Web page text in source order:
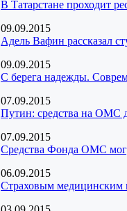
В Татарстане проходит
09.09.2015
Адель Вафин рассказал
09.09.2015
С берега надежды.
07.09.2015
Путин: средства на ОМС
07.09.2015
Средства Фонда ОМС
06.09.2015
Страховым медицинским